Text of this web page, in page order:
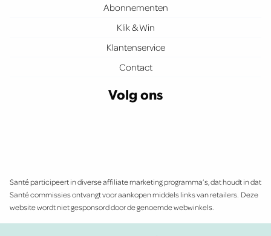
Abonnementen
Klik & Win
Klantenservice
Contact
Volg ons
Santé participeert in diverse affiliate marketing programma’s, dat houdt in dat
Santé commissies ontvangt voor aankopen middels links van retailers. Deze
website wordt niet gesponsord door de genoemde webwinkels.